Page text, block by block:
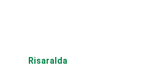
Risaralda